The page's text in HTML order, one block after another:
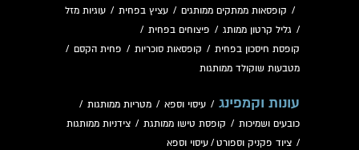
/ קופסאות ממתקים ממותגים / עציץ בפחית / עוגיות מזל
/ גליל קרטון ממותג / פיצוחים בפחית /
קופסת חיסכון בפחית / קופסאות סוכריות / פחית הקסם /
מטבעות שוקולד ממותגות
עונות וקמפינג / עיסוי וספא / מטריות ממותגות /
כובעים ושמיכות / קופסת טישו ממותגת / צידניות ממותגות
/ ציוד פקניק וספורט / עיסוי וספא